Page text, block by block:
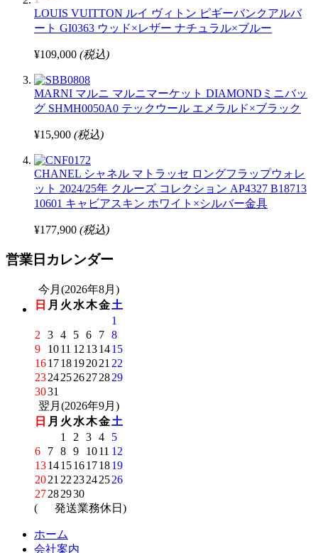
LOUIS VUITTON ルイ ヴィトン ピギーバンクアルバ
ート GI0363 ウッド×レザー ナチュラル×ブルー
¥109,000 (税込)
MARNI マルニ マルニマーケット DIAMONDミニバッ
グ SHMH0050A0 テックウール エメラルド×ブラック
¥15,900 (税込)
CHANEL シャネル マトラッセ ロングフラップウォレ
ット 2024/25年 クルーズ コレクション AP4327 B18713
10601 キャビアスキン ホワイト×シルバー金具
¥177,900 (税込)
営業日カレンダー
今月(2026年8月)
日 月 火 水木金土
1
2
3 4 5 6 7 8
9
1011 12 131415
161718192021 22
23242526272829
3031
翌月(2026年9月)
日 月 火 水木金土
1
2 3 4
5
6
7 8 9 1011 12
13141516171819
2021 22 23242526
27282930
(
発送業務休日)
ホーム
会社案内